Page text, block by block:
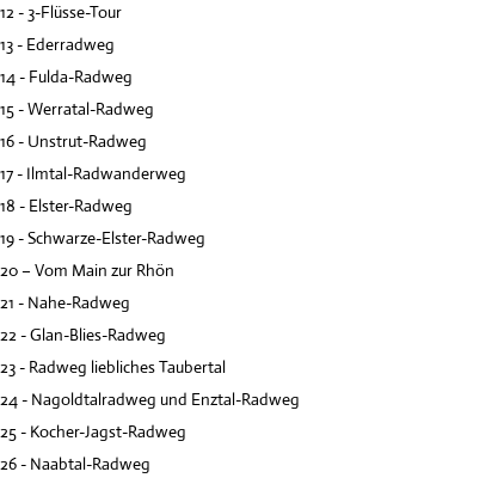
12 - 3-Flüsse-Tour
13 - Ederradweg
14 - Fulda-Radweg
15 - Werratal-Radweg
16 - Unstrut-Radweg
17 - Ilmtal-Radwanderweg
18 - Elster-Radweg
19 - Schwarze-Elster-Radweg
20 – Vom Main zur Rhön
21 - Nahe-Radweg
22 - Glan-Blies-Radweg
23 - Radweg liebliches Taubertal
24 - Nagoldtalradweg und Enztal-Radweg
25 - Kocher-Jagst-Radweg
26 - Naabtal-Radweg